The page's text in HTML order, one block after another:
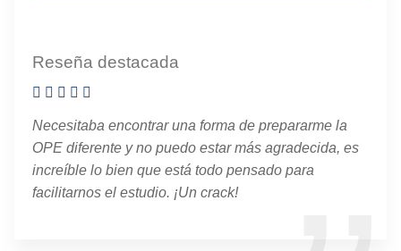
Reseña destacada
Necesitaba encontrar una forma de prepararme la
OPE diferente y no puedo estar más agradecida, es
increíble lo bien que está todo pensado para
facilitarnos el estudio. ¡Un crack!